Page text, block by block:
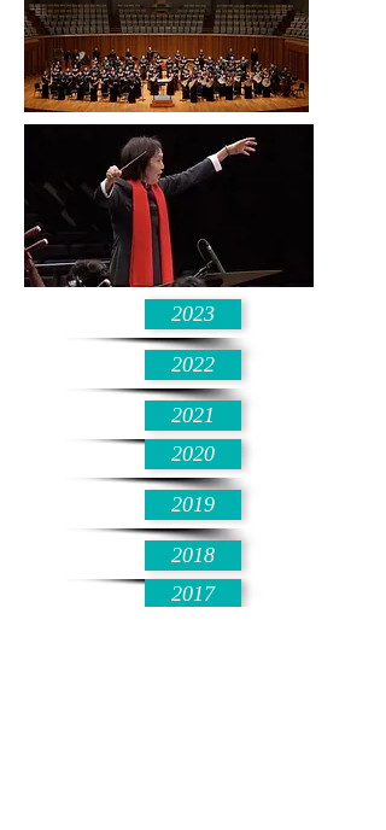
2023
2022
2021
2020
2019
2018
2017